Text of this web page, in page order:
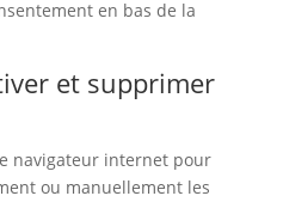
en bas de la
et supprimer
navigateur internet pour
ou manuellement les